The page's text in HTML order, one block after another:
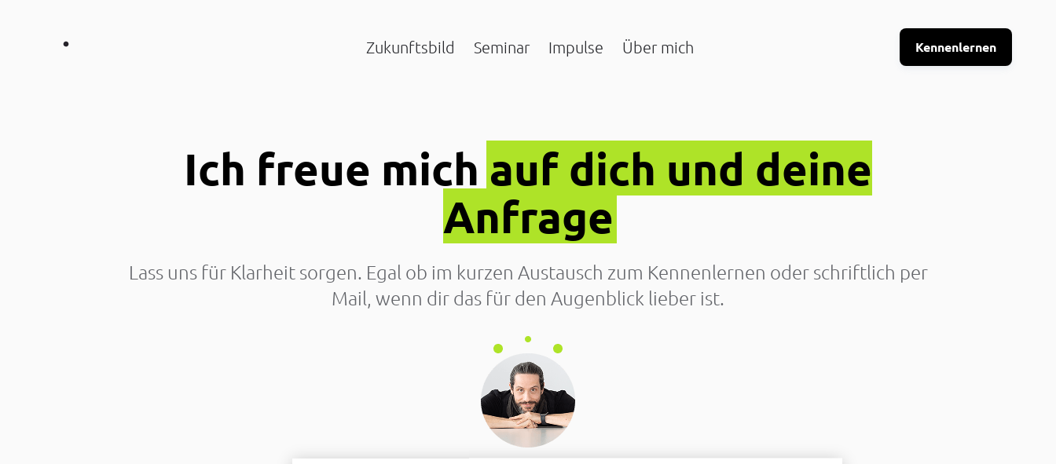
Zukunftsbild Seminar Impulse Über mich Kennenlernen
Ich freue mich auf dich und deine
Anfrage
Lass uns für Klarheit sorgen. Egal ob im kurzen Austausch zum Kennenlernen oder schriftlich per
Mail, wenn dir das für den Augenblick lieber ist.